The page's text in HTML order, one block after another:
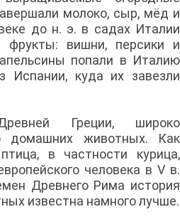
молоко, сыр, мёд и
до н. э. в садах Италии
фрукты: вишни, персики и
попали в Италию
Испании, куда их завезли
Греции, широко
домашних животных. Как
в частности курица,
человека в V в.
Древнего Рима история
известна намного лучше.